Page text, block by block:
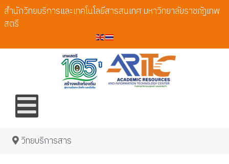
สำนักวิทยบริการและเทคโนโลยีสารสนเทศ มหาวิทยาลัยราชภัฏเทพ
สตรี
วิทยบริการสาร